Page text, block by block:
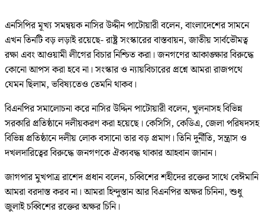
এনসিপির মূখ্য সমন্বয়ক নাসির উদ্দীন পাটোয়ারী বলেন, বাংলাদেশের সামনে
এখন তিনটি বড় লড়াই রয়েছে- রাষ্ট্র সংস্কারের বাস্তবায়ন, জাতীয় সার্বভৌমত্ব
রক্ষা এবং আওয়ামী লীগের বিচার নিশ্চিত করা। জনগণের আকাঙ্ক্ষার বিরুদ্ধে
কোনো আপস করা হবে না। সংস্কার ও ন্যায়বিচারের প্রশ্নে আমরা রাজপথে
যেমন ছিলাম, ভবিষ্যতেও তেমনি থাকব।
বিএনপির সমালোচনা করে নাসির উদ্দিন পাটোয়ারী বলেন, খুলনাসহ বিভিন্ন
সরকারি প্রতিষ্ঠানে দলীয়করণ করা হয়েছে। কেসিসি, কেডিএ, জেলা পরিষদসহ
বিভিন্ন প্রতিষ্ঠানে দলীয় লোক বসানো তার বড় প্রমাণ। তিনি দুর্নীতি, সন্ত্রাস ও
দখলদারিত্বের বিরুদ্ধে জনগণকে ঐক্যবদ্ধ থাকার আহবান জানান।
জাগপার মুখপাত্র রাশেদ প্রধান বলেন, চব্বিশের শহীদের রক্তের সাথে বেঈমানি
আমরা বরদাস্ত করব না। আমরা হিন্দুস্তান আর বিএনপির অক্ষর চিনিনা, শুধু
জুলাই চব্বিশের রক্তের অক্ষর চিনি।